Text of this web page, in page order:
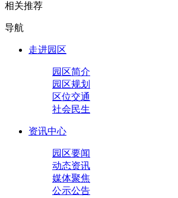
相关推荐
导航
走进园区
园区简介
园区规划
区位交通
社会民生
资讯中心
园区要闻
动态资讯
媒体聚焦
公示公告